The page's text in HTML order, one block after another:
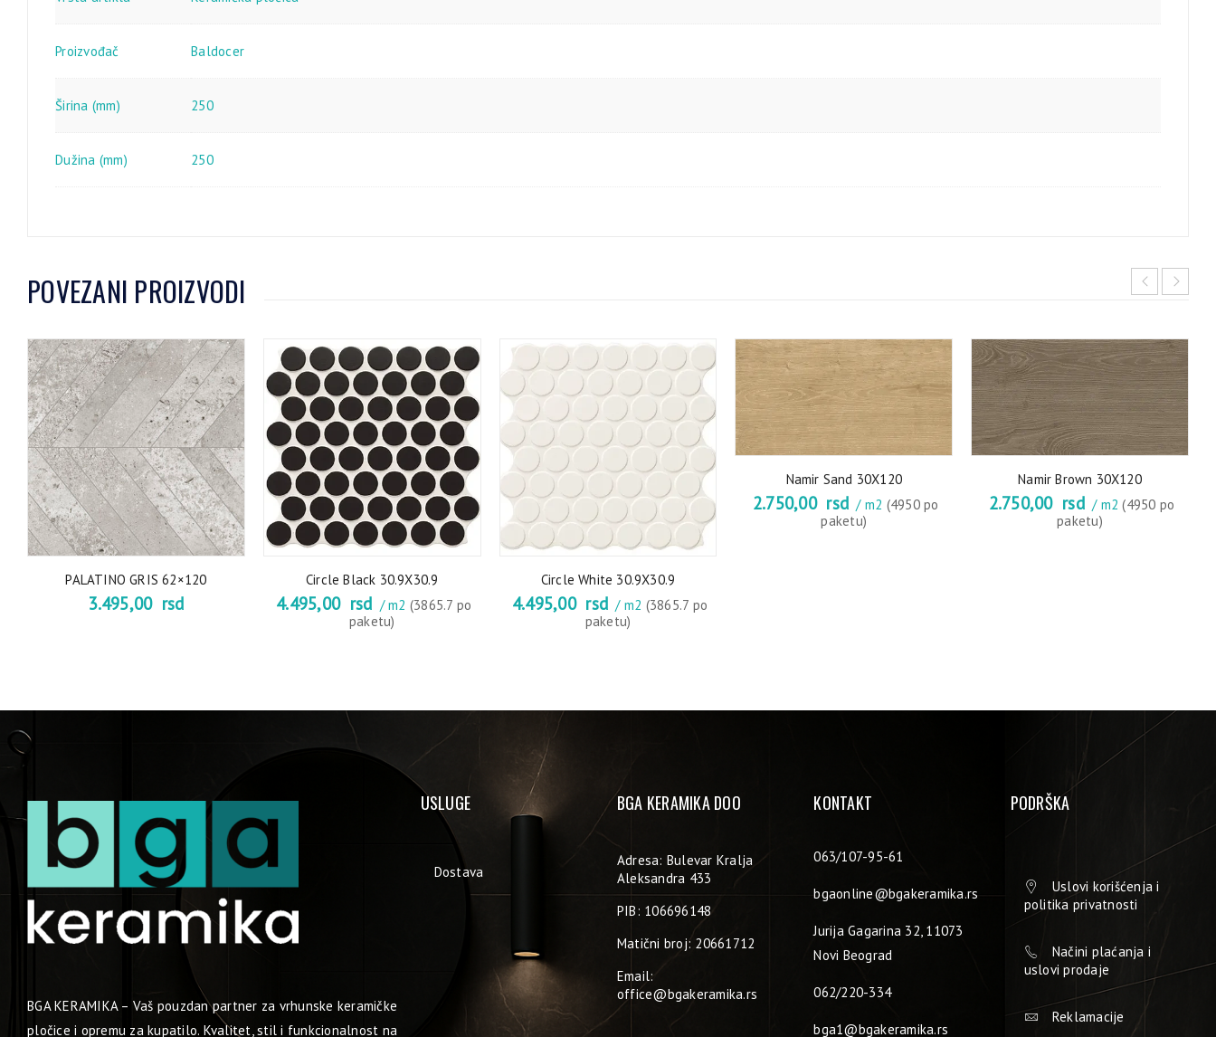
Proizvođač Baldocer
Širina (mm) 250
Dužina (mm) 250
POVEZANI PROIZVODI
PALATINO GRIS 62×120
3.495,00 rsd
Circle Black 30.9X30.9
4.495,00 rsd / m2 (3865.7 po
paketu)
Circle White 30.9X30.9
4.495,00 rsd / m2 (3865.7 po
paketu)
Namir Sand 30X120
2.750,00 rsd / m2 (4950 po
paketu)
Namir Brown 30X120
2.750,00 rsd / m2(4950 po
paketu)
BGA KERAMIKA – Vaš pouzdan partner za vrhunske keramičke
pločice i opremu za kupatilo. Kvalitet, stil i funkcionalnost na
USLUGE
Dostava
BGA KERAMIKA DOO
Adresa: Bulevar Kralja
Aleksandra 433
PIB: 106696148
Matični broj: 20661712
Email:
office@bgakeramika.rs
KONTAKT
063/107-95-61
bgaonline@bgakeramika.rs
Jurija Gagarina 32, 11073
Novi Beograd
062/220-334
bga1@bgakeramika.rs
PODRŠKA
Uslovi korišćenja i
politika privatnosti
Načini plaćanja i
uslovi prodaje
Reklamacije